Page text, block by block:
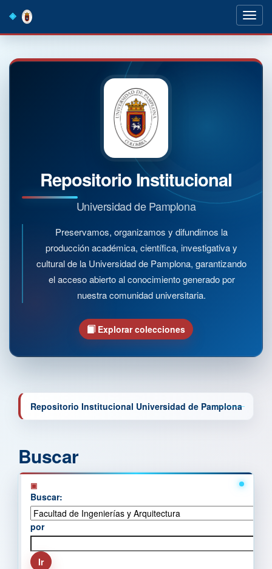
navigation
Repositorio Institucional
Universidad de Pamplona
Preservamos, organizamos y difundimos la
producción académica, científica, investigativa y
cultural de la Universidad de Pamplona, garantizando
el acceso abierto al conocimiento generado por
nuestra comunidad universitaria.
Explorar colecciones
Repositorio Institucional Universidad de Pamplona
Buscar
Buscar:
por